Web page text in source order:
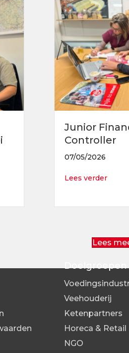
Coördinator (doorgroei naar
Junior
Controller
07/05/2026
Lees verderabout
Lees
Doelgroepen
Veehouderij
Ketenpartners
Horeca & Retail
NGO